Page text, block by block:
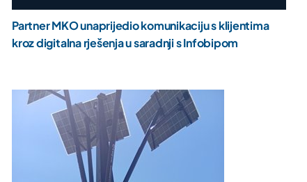
Partner MKO unaprijedio komunikaciju s klijentima
kroz digitalna rješenja u saradnji s Infobipom